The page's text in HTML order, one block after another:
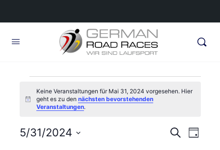
Veranstaltungen
für
Mai
Hinweis
Keine Veranstaltungen für Mai 31, 2024 vorgesehen. Hier
geht es zu dennächsten bevorstehenden
Veranstaltungen.
SucheTag
5/31/2024